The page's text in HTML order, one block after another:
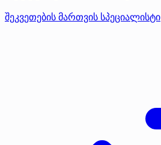
შეკვეთების მართვის სპეციალისტი